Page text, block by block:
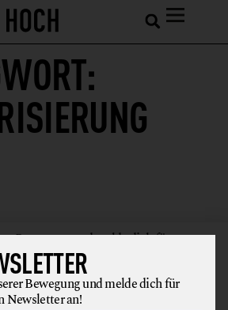
Bewegung und melde dich für
an!
Bewegung und melde dich für
Newsletter an!